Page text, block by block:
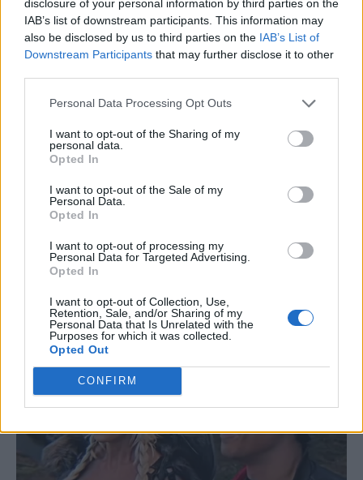
disclosure of your personal information by third parties on the
IAB’s list of downstream participants. This information may
also be disclosed by us to third parties on the IAB’s List of
Downstream Participants that may further disclose it to other
Personal Data Processing Opt Outs
I want to opt-out of the Sharing of my
personal data.
Opted In
I want to opt-out of the Sale of my
Personal Data.
Opted In
I want to opt-out of processing my
Personal Data for Targeted Advertising.
Opted In
I want to opt-out of Collection, Use,
Retention, Sale, and/or Sharing of my
Personal Data that Is Unrelated with the
Purposes for which it was collected.
Opted Out
CONFIRM